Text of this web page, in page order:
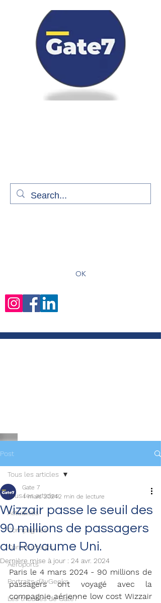
OK
Post
Tous les articles
Actualités
Compagnies
Constructeurs
Aéroports
Portraits d'AvGeeks
Les tribunes de Gate7
Tous les articles
Wizzair passe le seuil des
90 millions de passagers
au Royaume Uni.
Gate 7
4 mars 20242 min de lecture
Dernière mise à jour : 24 avr. 2024
Paris le 4 mars 2024 - 90 millions de
passagers ont voyagé avec la
compagnie aérienne low cost Wizzair